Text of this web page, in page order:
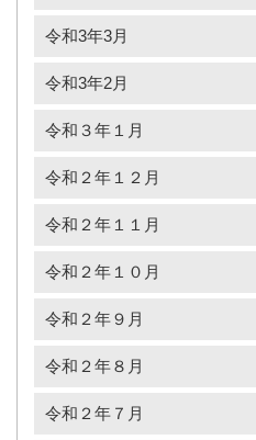
令和3年3月
令和3年2月
令和３年１月
令和２年１２月
令和２年１１月
令和２年１０月
令和２年９月
令和２年８月
令和２年７月